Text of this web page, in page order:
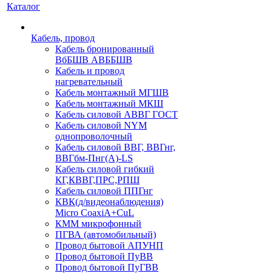
Каталог
Кабель, провод
Кабель бронированный
ВбБШВ АВББШВ
Кабель и провод
нагревательный
Кабель монтажный МГШВ
Кабель монтажный МКШ
Кабель силовой АВВГ ГОСТ
Кабель силовой NYM
однопроволочный
Кабель силовой ВВГ, ВВГнг,
ВВГбм-Пнг(А)-LS
Кабель силовой гибкий
КГ,КВВГ,ПРС,РПШ
Кабель силовой ППГнг
КВК(д/видеонаблюдения)
Micro CoaxiA+CuL
КММ микрофонный
ПГВА (автомобильный)
Провод бытовой АПУНП
Провод бытовой ПуВВ
Провод бытовой ПуГВВ